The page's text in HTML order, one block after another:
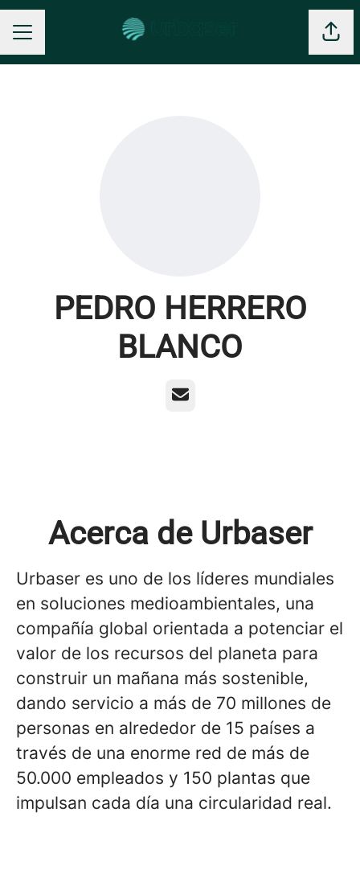
MENÚ DE EMPLEO
PEDRO HERRERO
BLANCO
Correo electrónico
Acerca de Urbaser
Urbaser es uno de los líderes mundiales
en soluciones medioambientales, una
compañía global orientada a potenciar el
valor de los recursos del planeta para
construir un mañana más sostenible,
dando servicio a más de 70 millones de
personas en alrededor de 15 países a
través de una enorme red de más de
50.000 empleados y 150 plantas que
impulsan cada día una circularidad real.